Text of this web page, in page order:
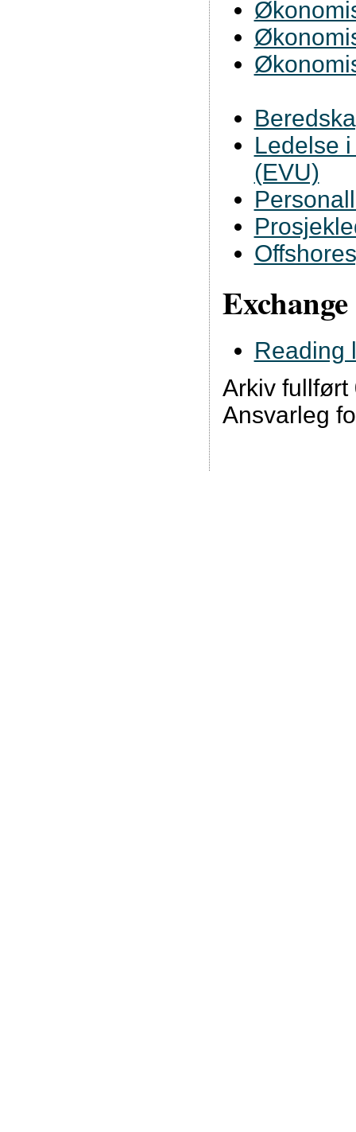
Ledelse
(EVU)
Reading
Arkiv fullført
Ansvarleg